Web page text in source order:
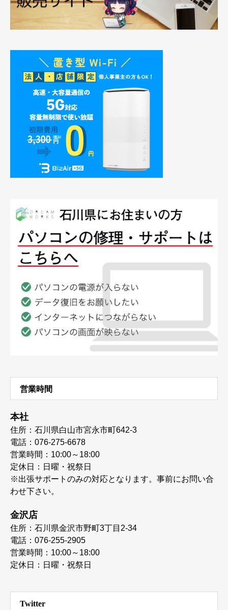
営業時間
本社
住所：石川県白山市宮永市町642-3
電話：076-275-6678
営業時間：10:00～18:00
定休日：日曜・祝祭日
※出張サポートのみの対応となります。事前にお問い合
わせ下さい。
金沢店
住所：石川県金沢市野町3丁目2-34
電話：076-255-2905
営業時間：10:00～18:00
定休日：日曜・祝祭日
Twitter